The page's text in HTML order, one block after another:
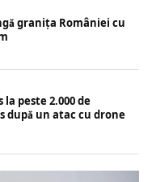
granița României cu
peste 2.000 de
după un atac cu drone